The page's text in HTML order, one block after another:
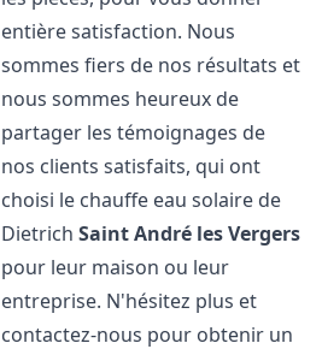
entière satisfaction. Nous
sommes fiers de nos résultats et
nous sommes heureux de
partager les témoignages de
nos clients satisfaits, qui ont
choisi le chauffe eau solaire de
DietrichSaint André les Vergers
pour leur maison ou leur
entreprise. N'hésitez plus et
contactez-nous pour obtenir un